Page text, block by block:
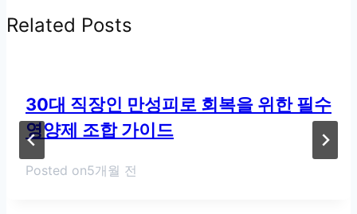
Related Posts
30대 직장인 만성피로 회복을 위한 필수
영양제 조합 가이드
Posted on5개월 전